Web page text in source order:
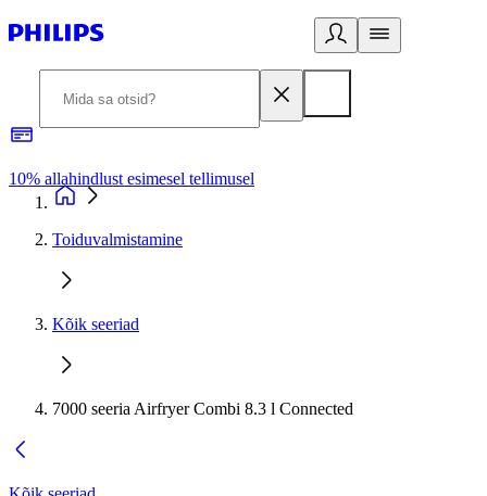
10% allahindlust esimesel tellimusel
Toiduvalmistamine
Kõik seeriad
7000 seeria Airfryer Combi 8.3 l Connected